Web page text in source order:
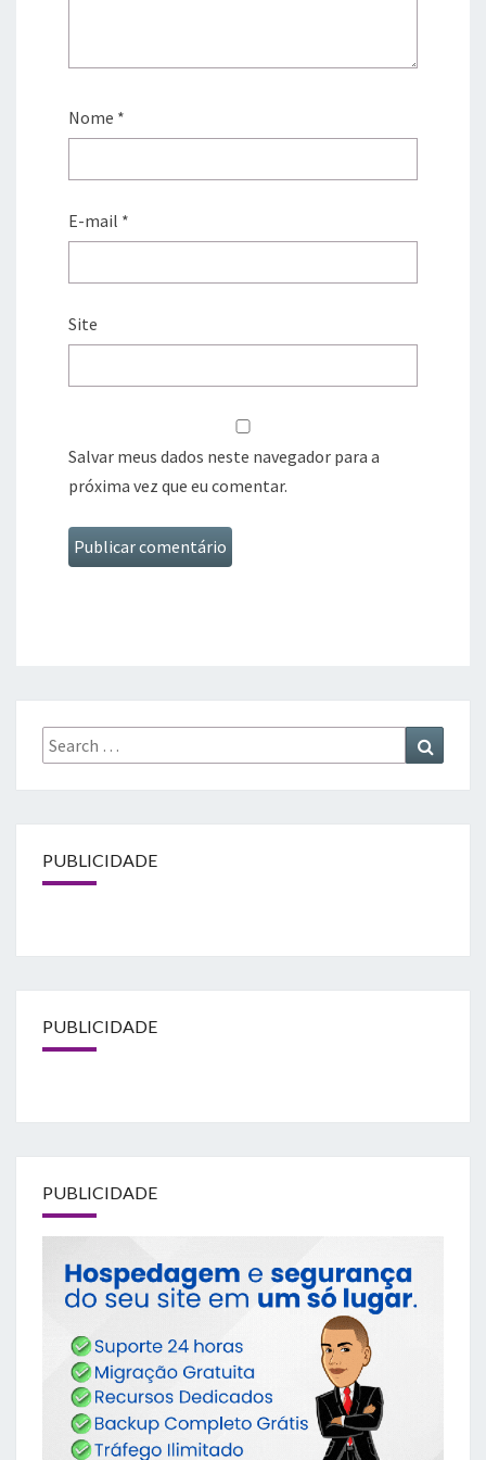
Nome *
E-mail *
Site
Salvar meus dados neste navegador para a
próxima vez que eu comentar.
Search
for:
PUBLICIDADE
PUBLICIDADE
PUBLICIDADE